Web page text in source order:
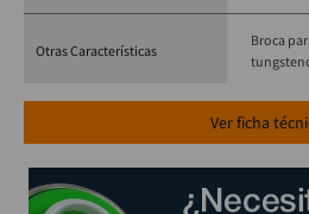
Ver ficha
Otras Características
Broca